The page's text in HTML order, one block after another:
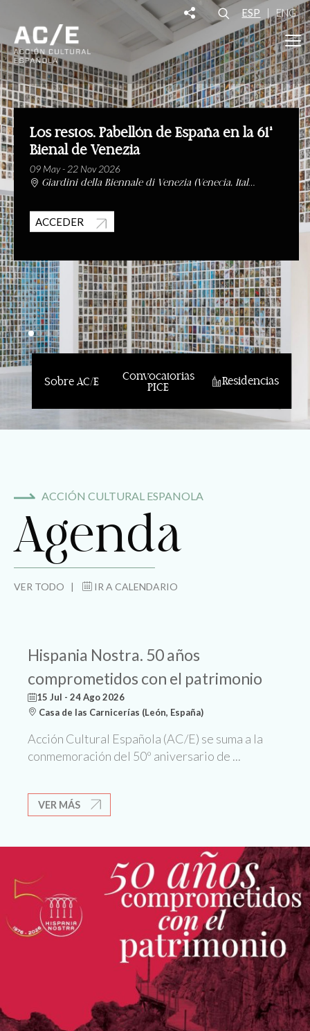
ESP ENG
Los restos. Pabellón de España en la 61ª
Bienal de Venezia
09 May - 22 Nov 2026
Giardini della Biennale di Venezia (Venecia, Italia
ACCEDER
Sobre AC/E
Convocatorias
PICE
Residencias
ACCIÓN CULTURAL ESPANOLA
Agenda
VER TODO | IR A CALENDARIO
Hispania Nostra. 50 años
comprometidos con el patrimonio
15 Jul - 24 Ago 2026
Casa de las Carnicerías (León, España)
Acción Cultural Española (AC/E) se suma a la
conmemoración del 50º aniversario de ...
VER MÁS